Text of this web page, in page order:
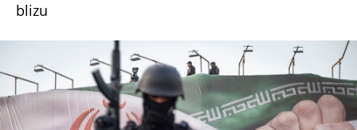
blizu